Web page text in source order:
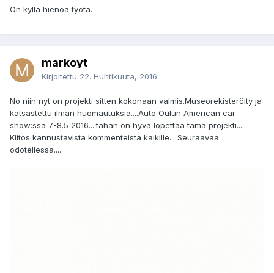
On kyllä hienoa työtä.
markoyt
Kirjoitettu 22. Huhtikuuta, 2016
No niin nyt on projekti sitten kokonaan valmis.Museorekisteröity ja
katsastettu ilman huomautuksia....Auto Oulun American car
show:ssa 7-8.5 2016....tähän on hyvä lopettaa tämä projekti....
Kiitos kannustavista kommenteista kaikille... Seuraavaa
odotellessa....